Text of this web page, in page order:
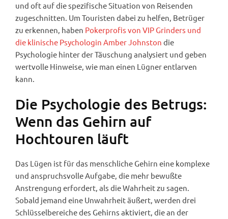
und oft auf die spezifische Situation von Reisenden
zugeschnitten. Um Touristen dabei zu helfen, Betrüger
zu erkennen, haben Pokerprofis von VIP Grinders und
die klinische Psychologin Amber Johnston die
Psychologie hinter der Täuschung analysiert und geben
wertvolle Hinweise, wie man einen Lügner entlarven
kann.
Die Psychologie des Betrugs:
Wenn das Gehirn auf
Hochtouren läuft
Das Lügen ist für das menschliche Gehirn eine komplexe
und anspruchsvolle Aufgabe, die mehr bewußte
Anstrengung erfordert, als die Wahrheit zu sagen.
Sobald jemand eine Unwahrheit äußert, werden drei
Schlüsselbereiche des Gehirns aktiviert, die an der